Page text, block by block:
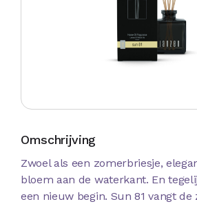
Omschrijving
Zwoel als een zomerbriesje,
bloem aan de waterkant. En
een nieuw begin. Sun 81 vangt de